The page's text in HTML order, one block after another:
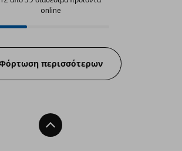
online
12 από 39 διαθέσιμα προϊόντα
περισσότερων
Back To Top